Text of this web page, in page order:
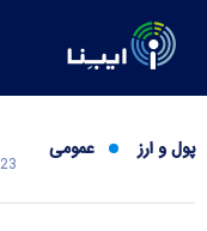
پول و ارز عمومی
23 خرداد 1402 - 13:34